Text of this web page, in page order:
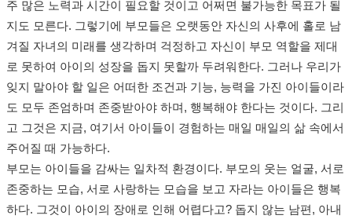
주 많은 노력과 시간이 필요할 것이고 어쩌면 불가능한 목표가 될
지도 모른다. 그렇기에 부모들은 오랫동안 자신의 사후에 홀로 남
겨질 자녀의 미래를 생각하며 걱정하고 자신이 부모 역할을 제대
로 못하여 아이의 성장을 돕지 못할까 두려워한다. 그러나 우리가
잊지 말아야 할 일은 어떠한 조건과 기능, 능력을 가진 아이들이라
도 모두 존엄하며 존중받아야 하며, 행복해야 한다는 것이다. 그리
고 그것은 지금, 여기서 아이들이 경험하는 매일 매일의 삶 속에서
주어질 때 가능하다.
부모는 아이들을 감싸는 일차적 환경이다. 부모의 웃는 얼굴, 서로
존중하는 모습, 서로 사랑하는 모습을 보고 자라는 아이들은 행복
하다. 그것이 아이의 장애로 인해 어렵다고? 돕지 않는 남편, 아내